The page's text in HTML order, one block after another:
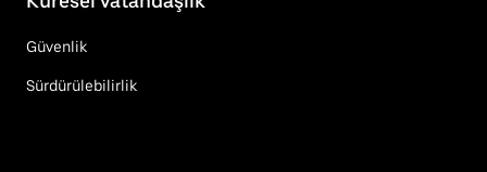
Güvenlik
Sürdürülebilirlik